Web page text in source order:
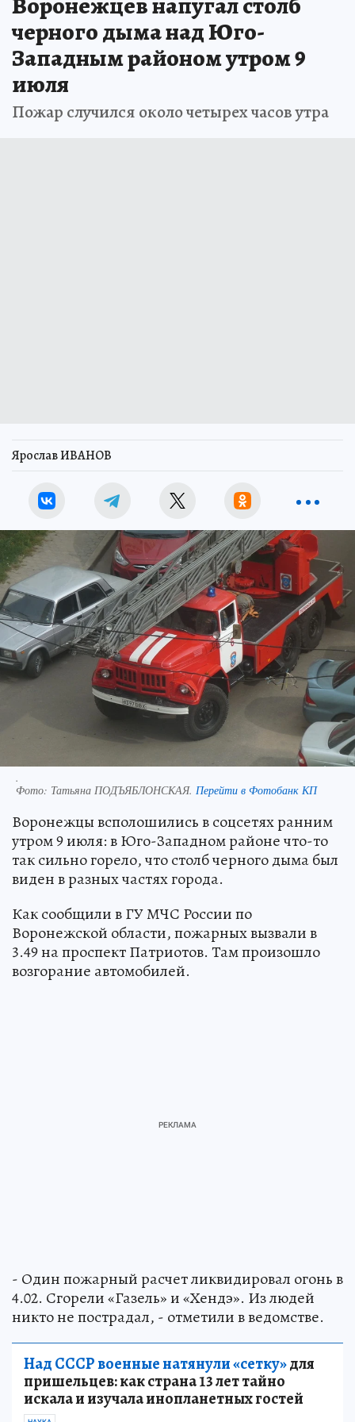
черного дыма над Юго-
Западным районом утром 9
июля
Пожар случился около четырех часов утра
Ярослав ИВАНОВ
.
Фото: Татьяна ПОДЪЯБЛОНСКАЯ. Перейти в Фотобанк КП
Воронежцы всполошились в соцсетях ранним
утром 9 июля: в Юго-Западном районе что-то
так сильно горело, что столб черного дыма был
виден в разных частях города.
Как сообщили в ГУ МЧС России по
Воронежской области, пожарных вызвали в
3.49 на проспект Патриотов. Там произошло
возгорание автомобилей.
- Один пожарный расчет ликвидировал огонь в
4.02. Сгорели «Газель» и «Хендэ». Из людей
никто не пострадал, - отметили в ведомстве.
Над СССР военные натянули «сетку»для
пришельцев: как страна 13 лет тайно
искала и изучала инопланетных гостей